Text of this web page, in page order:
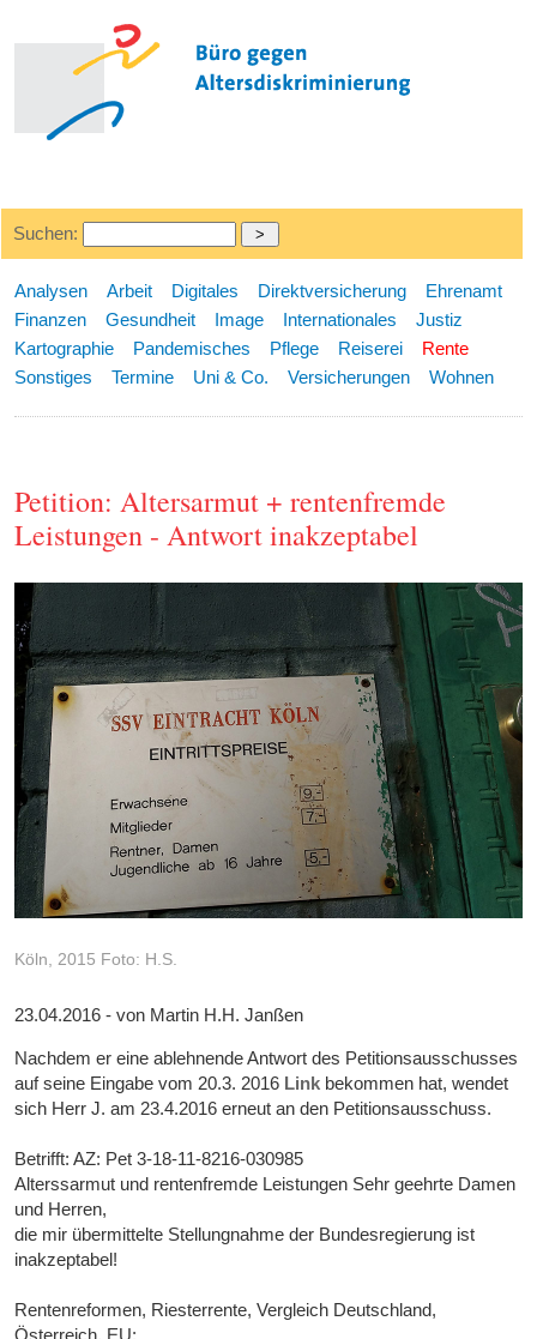
Suchen:
Analysen Arbeit Digitales Direktversicherung
Ehrenamt
Finanzen
Gesundheit Image Internationales
Justiz
Kartographie
Pandemisches Pflege Reiserei
Rente
Sonstiges
Termine Uni & Co. Versicherungen Wohnen
Petition: Altersarmut + rentenfremde
Leistungen - Antwort inakzeptabel
Köln, 2015 Foto: H.S.
23.04.2016 - von Martin H.H. Janßen
Nachdem er eine ablehnende Antwort des Petitionsausschusses
auf seine Eingabe vom 20.3. 2016 Link bekommen hat, wendet
sich Herr J. am 23.4.2016 erneut an den Petitionsausschuss.
Betrifft: AZ: Pet 3-18-11-8216-030985
Alterssarmut und rentenfremde Leistungen Sehr geehrte Damen
und Herren,
die mir übermittelte Stellungnahme der Bundesregierung ist
inakzeptabel!
Rentenreformen, Riesterrente, Vergleich Deutschland,